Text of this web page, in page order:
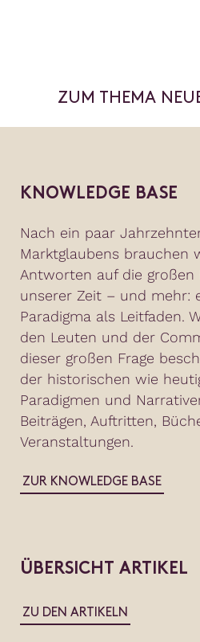
ZUM THEMA
KNOWLEDGE BASE
Nach ein paar
Marktglaubens brauchen
Antworten auf die großen
unserer Zeit – und mehr:
Paradigma als Leitfaden.
den Leuten und der
dieser großen Frage
der historischen wie
Paradigmen und
Beiträgen, Auftritten,
Veranstaltungen.
ZUR KNOWLEDGE BASE
ÜBERSICHT ARTIKEL
ZU DEN ARTIKELN